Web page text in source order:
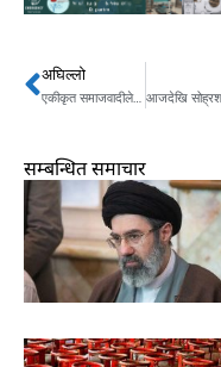
Prev
अघिल्लो
एकीकृत समाजवादीले मन्त्रीको नाम पठाउन मापदण्ड बनाउँदै
सम्बन्धित समाचार